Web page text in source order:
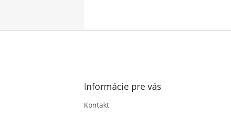
Informácie pre vás
Kontakt